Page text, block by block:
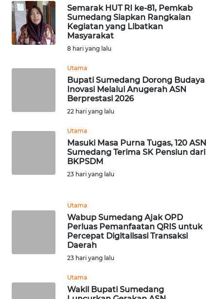
Semarak HUT RI ke-81, Pemkab
Sumedang Siapkan Rangkaian
Kegiatan yang Libatkan
Masyarakat
8 hari yang lalu
Utama
Bupati Sumedang Dorong Budaya
Inovasi Melalui Anugerah ASN
Berprestasi 2026
22 hari yang lalu
Utama
Masuki Masa Purna Tugas, 120 ASN
Sumedang Terima SK Pensiun dari
BKPSDM
23 hari yang lalu
Utama
Wabup Sumedang Ajak OPD
Perluas Pemanfaatan QRIS untuk
Percepat Digitalisasi Transaksi
Daerah
23 hari yang lalu
Utama
Wakil Bupati Sumedang
WN
JAKARTA
WN
WN